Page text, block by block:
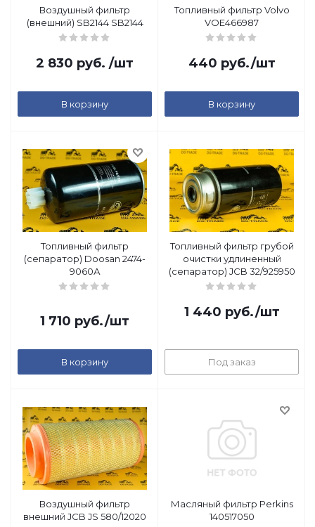
Воздушный фильтр
(внешний) SB2144 SB2144
2 830 руб. /шт
В корзину
Топливный фильтр Volvo
VOE466987
440 руб./шт
В корзину
Топливный фильтр
(сепаратор) Doosan 2474-
9060А
1 710 руб./шт
В корзину
Топливный фильтр грубой
очистки удлиненный
(сепаратор) JCB 32/925950
1 440 руб./шт
Под заказ
Воздушный фильтр
внешний JCB JS 580/12020
Масляный фильтр Perkins
140517050